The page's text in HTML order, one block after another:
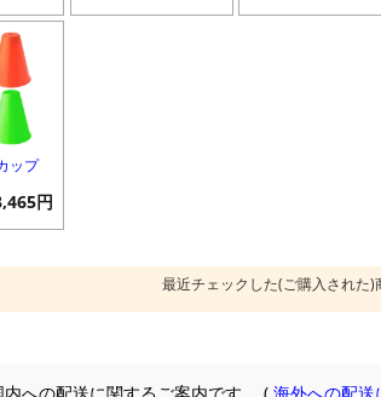
ップ
円
最近チェックした(ご購入された)